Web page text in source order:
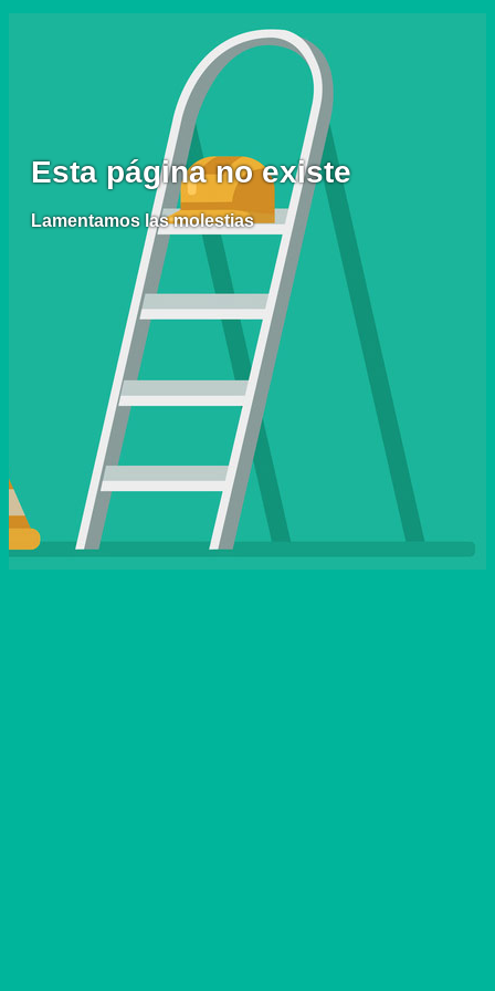
Esta página no existe
Lamentamos las molestias